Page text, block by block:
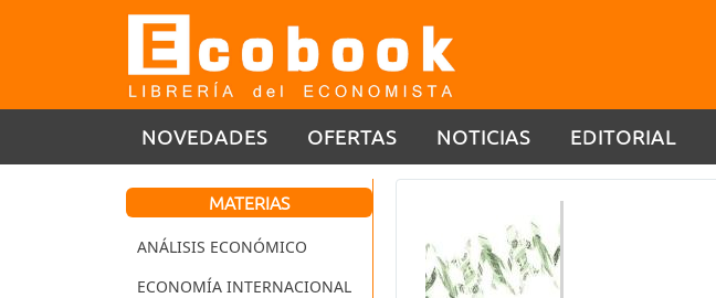
NOVEDADES OFERTAS NOTICIAS EDITORIAL
MATERIAS
ANÁLISIS ECONÓMICO
ECONOMÍA INTERNACIONAL